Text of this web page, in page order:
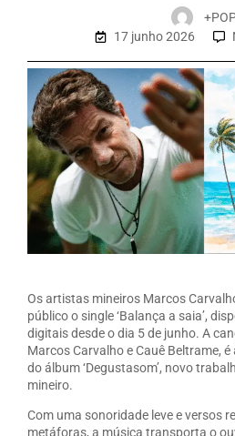
17 junho 2026
Os artistas mineiros Marcos
público o single ‘Balança a saia’,
digitais desde o dia 5 de junho. A
Marcos Carvalho e Cauê Beltrame,
do álbum ‘Degustasom’, novo
mineiro.
Com uma sonoridade leve e versos
metáforas, a música transporta o